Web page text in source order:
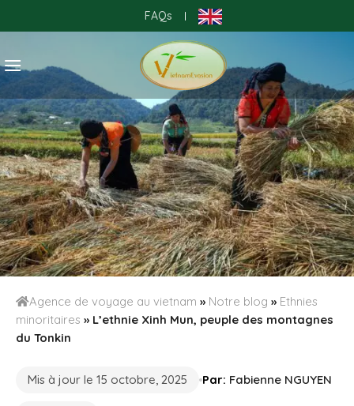
to
FAQs |
Agence de voyage au vietnam » Notre blog » Ethnies
minoritaires » L’ethnie Xinh Mun, peuple des montagnes
du Tonkin
Mis à jour le 15 octobre, 2025 Par: Fabienne NGUYEN